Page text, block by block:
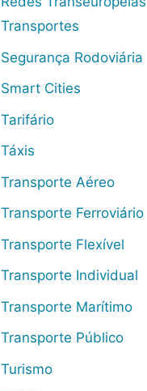
Transportes
Segurança Rodoviária
Smart Cities
Tarifário
Táxis
Transporte Aéreo
Transporte Ferroviário
Transporte Flexível
Transporte Individual
Transporte Marítimo
Transporte Público
Turismo